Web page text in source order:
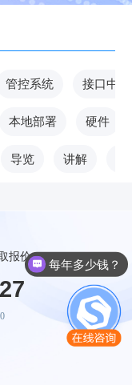
管控系统 接口中台
本地部署 硬件
导览 讲解
报价
每年多少钱？